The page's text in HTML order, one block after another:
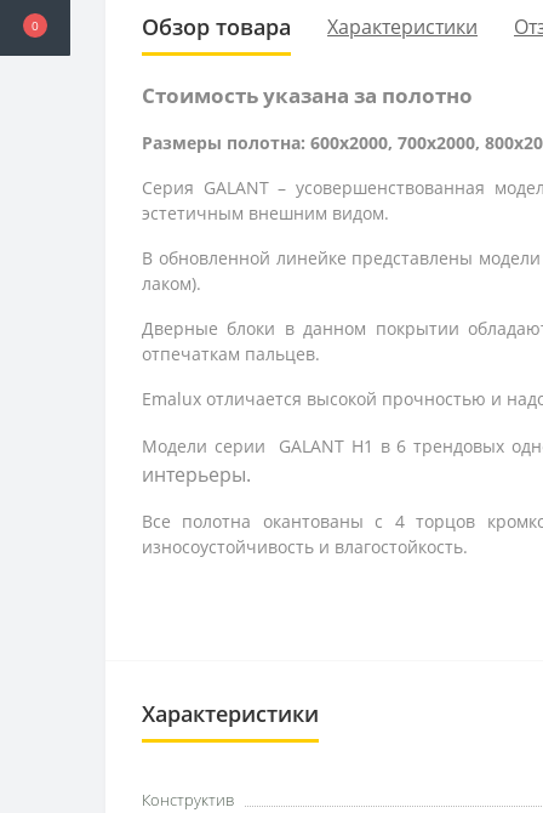
0 Обзор товара Характеристики
Стоимость указана за полотно
Размеры полотна: 600x2000, 700x2000,
Серия GALANT – усовершенствованная
эстетичным внешним видом.
В обновленной линейке представлены
лаком).
Дверные блоки в данном покрытии
отпечаткам пальцев.
Emalux отличается высокой прочностью и
Модели серии GALANT H1 в 6 трендовых
интерьеры.
Все полотна окантованы с 4 торцов
износоустойчивость и влагостойкость.
Характеристики
Конструктив